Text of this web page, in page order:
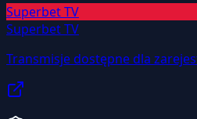
Superbet TV
Superbet TV
Transmisje dostępne dla